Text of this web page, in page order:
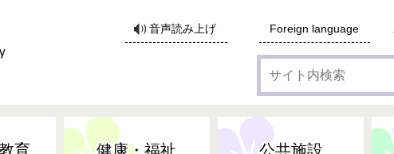
音声読み上げ Foreign language
イ
ト
検
索
育 健康・福祉 公共施設